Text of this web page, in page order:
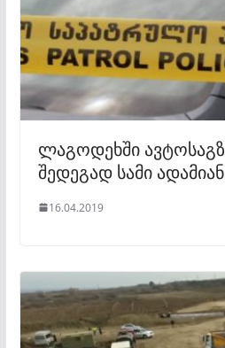
ლაგოდეხში
შედეგად სამი
16.04.2019